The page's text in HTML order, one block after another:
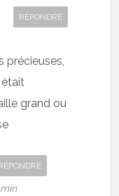
RÉPONDRE
précieuses,
grand ou